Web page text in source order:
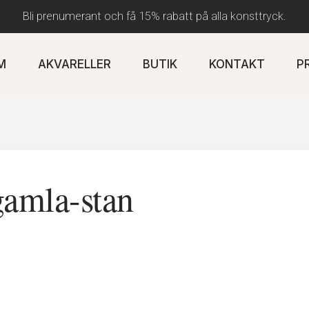
Bli prenumerant och få 15% rabatt på alla konsttryck.
AKVARELLER BUTIK KONTAKT
stan